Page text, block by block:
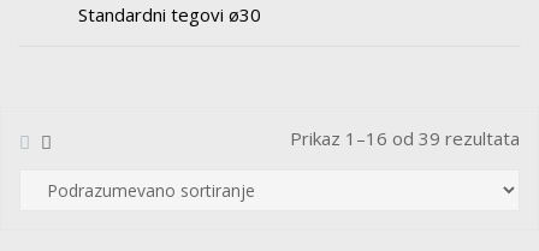
Standardni tegovi ø30
Prikaz 1–16 od 39 rezultata